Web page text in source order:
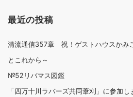
最近の投稿
清流通信357章 祝！ゲストハウスかみ
とこれから～
№52リバマス図鑑
「四万十川ラバーズ共同葦刈」に参加し